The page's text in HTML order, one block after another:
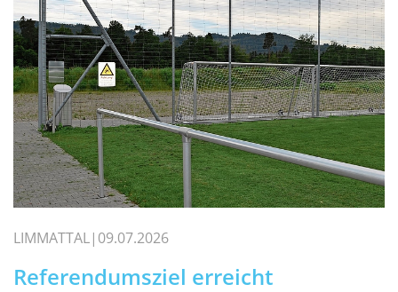
LIMMATTAL 09.07.2026
Referendumsziel erreicht